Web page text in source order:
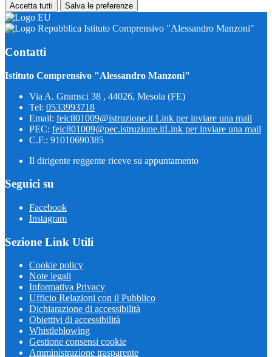
Accetta tutti Salva le preferenze
Istituto Comprensivo "Alessandro Manzoni"
Contatti
Istituto Comprensivo "Alessandro Manzoni"
Via A. Gramsci 38 , 44026, Mesola (FE)
Tel: 0533993718
Email: feic801009@istruzione.it Link per inviare una mail
PEC: feic801009@pec.istruzione.itLink per inviare una mail
C.F.: 91010690385
Il dirigente reggente riceve su appuntamento
Seguici su
Facebook
Instagram
Sezione Link Utili
Cookie policy
Note legali
Informativa Privacy
Ufficio Relazioni con il Pubblico
Dichiarazione di accessibilità
Obiettivi di accessibilità
Whistleblowing
Gestione consensi cookie
Amministrazione trasparente